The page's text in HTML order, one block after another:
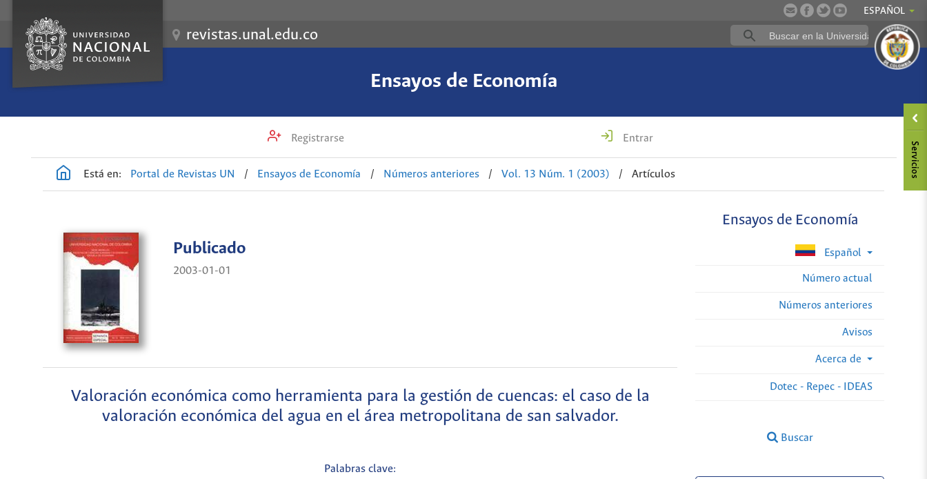
ESPAÑOL
revistas.unal.edu.co
Ensayos de Economía
Registrarse Entrar
Está en: Portal de Revistas UN / Ensayos de Economía / Números anteriores / Vol. 13 Núm. 1 (2003) / Artículos
Ensayos de Economía
Español
Número actual
Números anteriores
Avisos
Acerca de
Dotec - Repec - IDEAS
Buscar
Publicado
2003-01-01
Valoración económica como herramienta para la gestión de cuencas: el caso de la
valoración económica del agua en el área metropolitana de san salvador.
Palabras clave: